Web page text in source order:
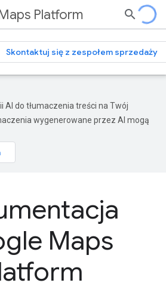
Platform
Skontaktuj się z zespołem sprzedaży
AI do tłumaczenia treści na Twój
wygenerowane przez AI mogą
Maps